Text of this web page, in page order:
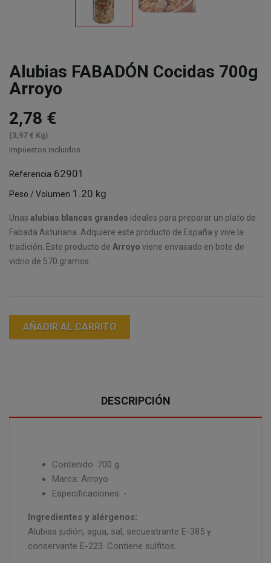
Alubias FABADÓN Cocidas 700g
Arroyo
2,78 €
(3,97 € Kg)
Impuestos incluidos
Referencia 62901
Peso / Volumen 1.20 kg
Unas alubias blancas grandes ideales para preparar un plato de
Fabada Asturiana. Adquiere este producto de España y vive la
tradición. Este producto de Arroyo viene envasado en bote de
vidrio de 570 gramos.
AÑADIR AL CARRITO
DESCRIPCIÓN
Contenido: 700 g
Marca: Arroyo
Especificaciones: -
Ingredientes y alérgenos:
Alubias judión, agua, sal, secuestrante E-385 y
conservante E-223. Contiene sulfitos.